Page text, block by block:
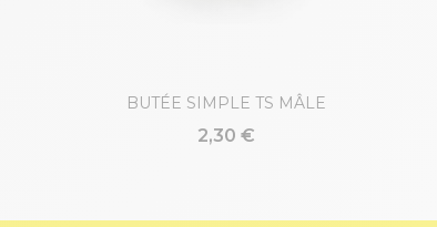
BUTÉE SIMPLE TS MÂLE
2,30 €